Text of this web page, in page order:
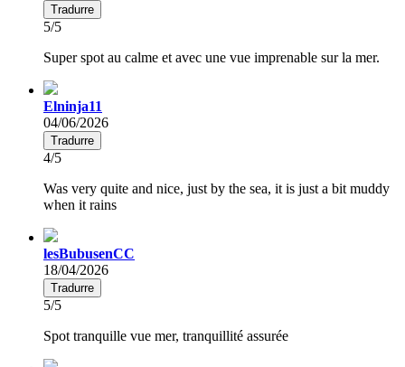
Tradurre
5/5
Super spot au calme et avec une vue imprenable sur la mer.
Elninja11
04/06/2026
Tradurre
4/5
Was very quite and nice, just by the sea, it is just a bit muddy
when it rains
lesBubusenCC
18/04/2026
Tradurre
5/5
Spot tranquille vue mer, tranquillité assurée